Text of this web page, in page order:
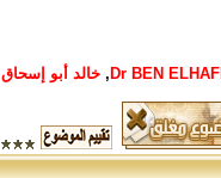
Dr BEN ELHAFI
, خالد أبو إسحاق